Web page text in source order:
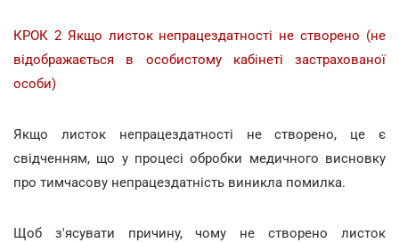
КРОК 2 Якщо листок непрацездатності не створено (не
відображається в особистому кабінеті застрахованої
особи)
Якщо листок непрацездатності не створено, це є
свідченням, що у процесі обробки медичного висновку
про тимчасову непрацездатність виникла помилка.
Щоб з'ясувати причину, чому не створено листок